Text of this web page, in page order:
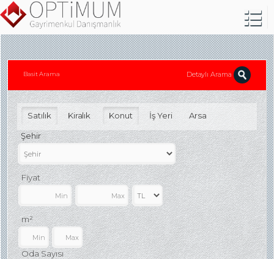
Basit Arama Detaylı Arama
Satılık Kiralık Konut İş Yeri Arsa
Şehir
Fiyat
m²
Oda Sayısı